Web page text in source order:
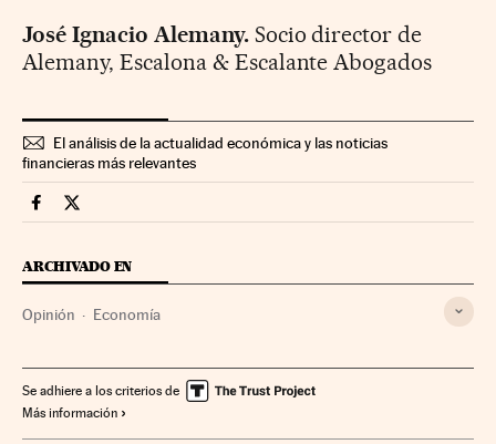
José Ignacio Alemany.Socio director de
Alemany, Escalona & Escalante Abogados
El análisis de la actualidad económica y las noticias
financieras más relevantes
Economia Cinco Días en Facebook
Economia Cinco Días en Twitter
ARCHIVADO EN
Opinión Economía
Se adhiere a los criterios de
Más información